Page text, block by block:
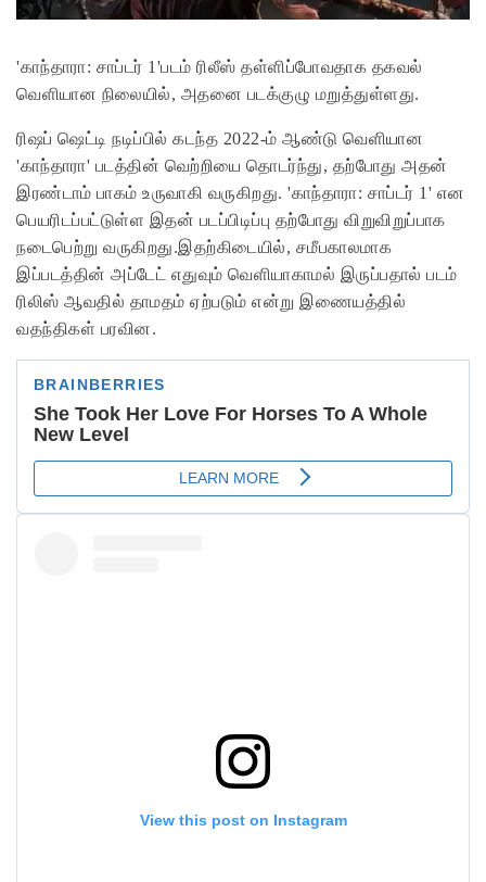
'காந்தாரா: சாப்டர் 1'படம் ரிலீஸ் தள்ளிப்போவதாக தகவல்
வெளியான நிலையில், அதனை படக்குழு மறுத்துள்ளது.
ரிஷப் ஷெட்டி நடிப்பில் கடந்த 2022-ம் ஆண்டு வெளியான
'காந்தாரா' படத்தின் வெற்றியை தொடர்ந்து, தற்போது அதன்
இரண்டாம் பாகம் உருவாகி வருகிறது. 'காந்தாரா: சாப்டர் 1' என
பெயரிடப்பட்டுள்ள இதன் படப்பிடிப்பு தற்போது விறுவிறுப்பாக
நடைபெற்று வருகிறது.இதற்கிடையில், சமீபகாலமாக
இப்படத்தின் அப்டேட் எதுவும் வெளியாகாமல் இருப்பதால் படம்
ரிலிஸ் ஆவதில் தாமதம் ஏற்படும் என்று இணையத்தில்
வதந்திகள் பரவின.
View this post on Instagram